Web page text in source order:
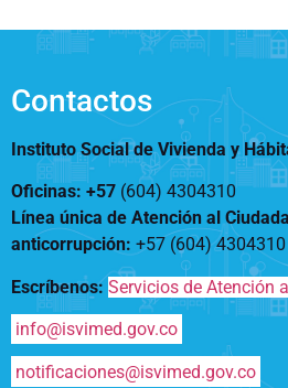
Acompañamiento Social
Directorio de servidores
Encuesta de Percepción
A+ A A-
Tamaño de
fuente
Contraste
Centro de relevo
Más Información sobre
Contactos
Instituto Social de Vivienda y
Oficinas: +57 (604) 4304310
Línea única de Atención al
anticorrupción: +57 (604)
Escríbenos: Servicios de Atención
info@isvimed.gov.co
notificaciones@isvimed.gov.co